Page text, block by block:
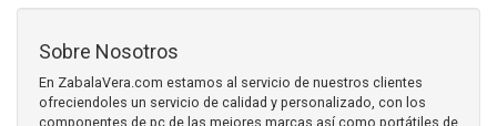
Sobre Nosotros
En ZabalaVera.com estamos al servicio de nuestros clientes
ofreciendoles un servicio de calidad y personalizado, con los
componentes de pc de las mejores marcas así como portátiles de